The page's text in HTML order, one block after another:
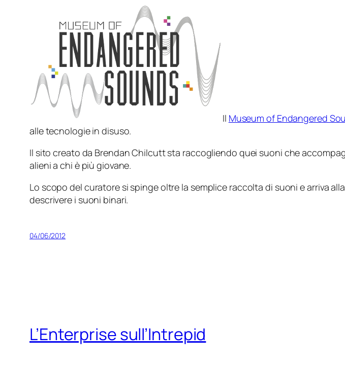
Il Museum of Endangered
alle tecnologie in disuso.
Il sito creato da Brendan Chilcutt sta raccogliendo quei suoni che
alieni a chi è più giovane.
Lo scopo del curatore si spinge oltre la semplice raccolta di suoni e arriva
descrivere i suoni binari.
04/06/2012
L’Enterprise sull’Intrepid